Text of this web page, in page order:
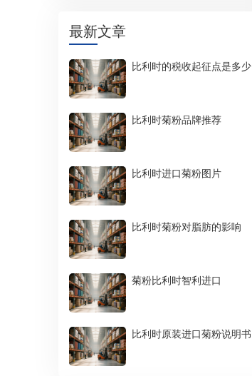
最新文章
比利时的税收起征点是多少
比利时菊粉品牌推荐
比利时进口菊粉图片
比利时菊粉对脂肪的影响
菊粉比利时智利进口
比利时原装进口菊粉说明书